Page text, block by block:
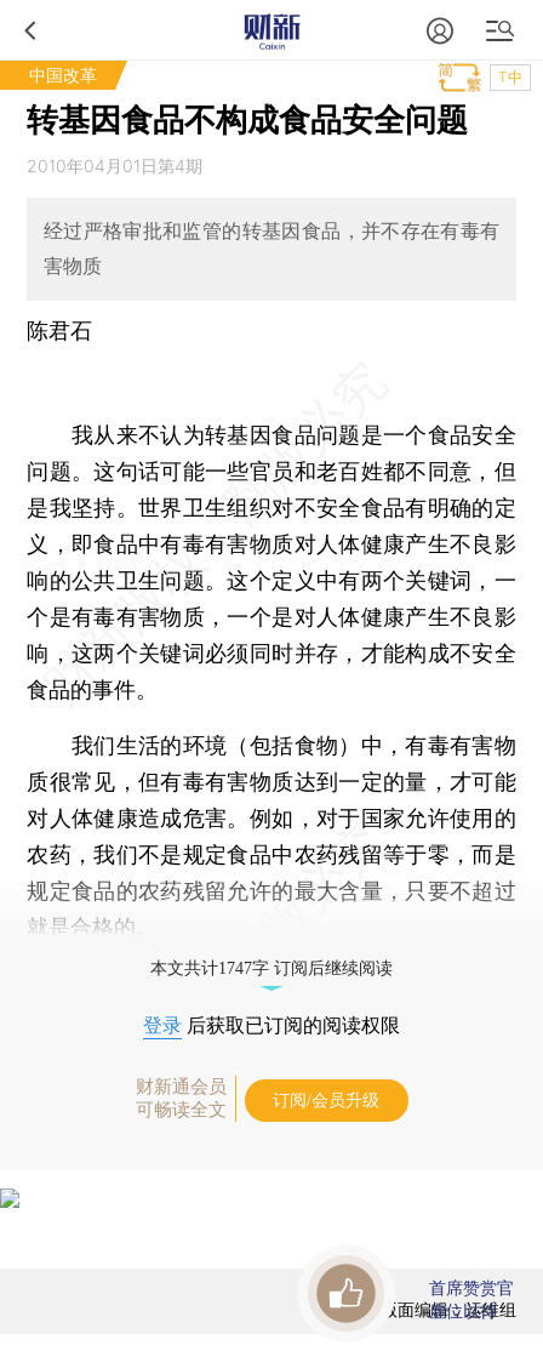
中国改革 T中
转基因食品不构成食品安全问题
2010年04月01日第4期
经过严格审批和监管的转基因食品，并不存在有毒有
害物质
陈君石
我从来不认为转基因食品问题是一个食品安全
问题。这句话可能一些官员和老百姓都不同意，但
是我坚持。世界卫生组织对不安全食品有明确的定
义，即食品中有毒有害物质对人体健康产生不良影
响的公共卫生问题。这个定义中有两个关键词，一
个是有毒有害物质，一个是对人体健康产生不良影
响，这两个关键词必须同时并存，才能构成不安全
食品的事件。
我们生活的环境（包括食物）中，有毒有害物
质很常见，但有毒有害物质达到一定的量，才可能
对人体健康造成危害。例如，对于国家允许使用的
农药，我们不是规定食品中农药残留等于零，而是
规定食品的农药残留允许的最大含量，只要不超过
就是合格的。
本文共计1747字 订阅后继续阅读
登录 后获取已订阅的阅读权限
财新通会员
可畅读全文
订阅/会员升级
版面编辑：运维组
首席赞赏官
虚位以待